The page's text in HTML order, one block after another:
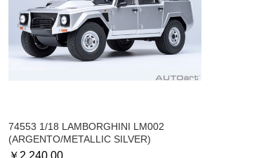
74553 1/18 LAMBORGHINI LM002
(ARGENTO/METALLIC SILVER)